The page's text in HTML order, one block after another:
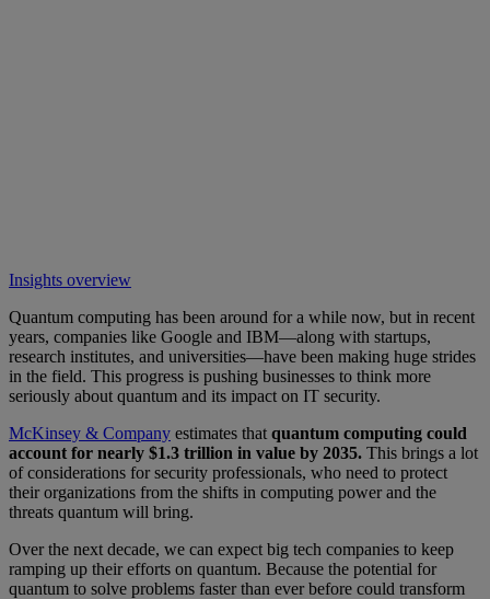
Insights overview
Quantum computing has been around for a while now, but in recent
years, companies like Google and IBM—along with startups,
research institutes, and universities—have been making huge strides
in the field. This progress is pushing businesses to think more
seriously about quantum and its impact on IT security.
McKinsey & Company estimates that quantum computing could
account for nearly $1.3 trillion in value by 2035. This brings a lot
of considerations for security professionals, who need to protect
their organizations from the shifts in computing power and the
threats quantum will bring.
Over the next decade, we can expect big tech companies to keep
ramping up their efforts on quantum. Because the potential for
quantum to solve problems faster than ever before could transform